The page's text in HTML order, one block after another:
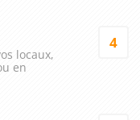
locaux,
en
4